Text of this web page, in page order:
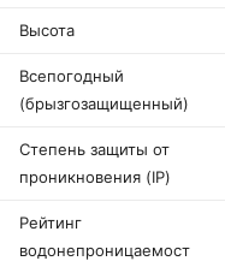
Высота
Всепогодный
(брызгозащищенный)
Степень защиты от
проникновения (IP)
Рейтинг
водонепроницаемост